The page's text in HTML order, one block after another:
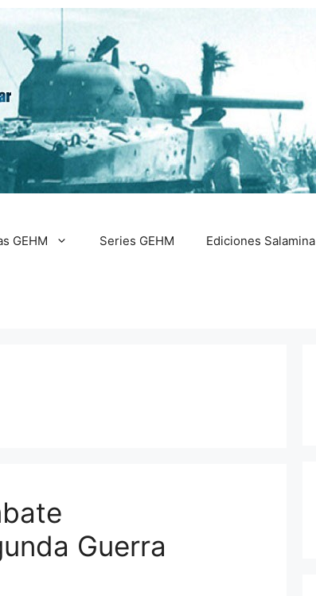
GEHM Series GEHM Ediciones Salamina
Guerra